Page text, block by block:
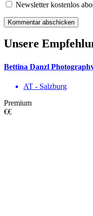
Newsletter kostenlos
Unsere
Bettina Danzl
AT - Salzburg
Premium
€€